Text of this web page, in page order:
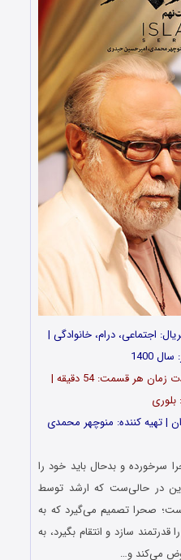
اجتماعی، درام، خانوادگی |
1400
تعداد قسمت ها: 12 اپیزود | مدت زمان هر قسمت: 54 دقیقه |
سرخورده و بدحال باید خود را
این در حالی‌ست که ارشد توسط
صحرا تصمیم می‌گیرد که به
قدرتمند سازد و انتقام بگیرد، به
می‌کند و…